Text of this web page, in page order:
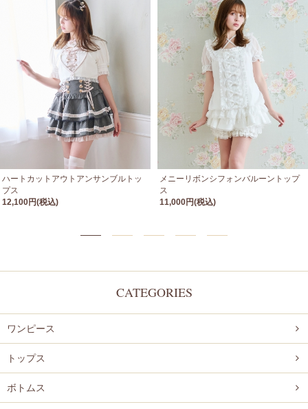
ハートカットアウトアンサンブルトッ
プス
12,100円(税込)
メニーリボンシフォンバルーントップ
ス
11,000円(税込)
CATEGORIES
ワンピース
トップス
ボトムス